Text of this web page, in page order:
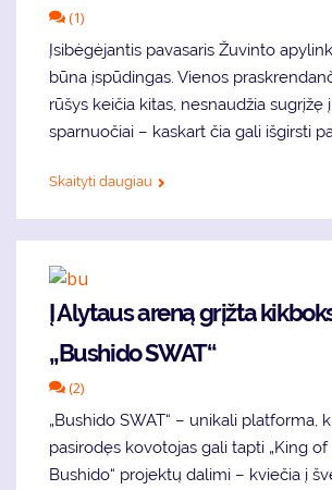
(1)
Įsibėgėjantis pavasaris Žuvinto
būna įspūdingas. Vienos
rūšys keičia kitas, nesnaudžia sugrįžę
sparnuočiai – kaskart čia gali išgirsti
Skaityti daugiau
Į Alytaus areną grįžta
„Bushido SWAT“
(2)
„Bushido SWAT“ – unikali platforma,
pasirodęs kovotojas gali tapti „King of
Bushido“ projektų dalimi – kviečia į